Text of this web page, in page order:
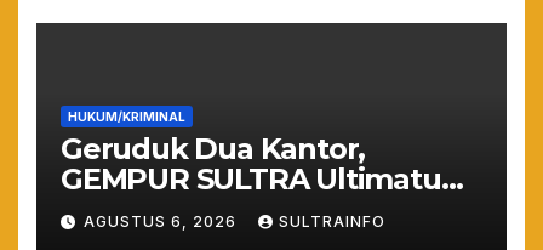
HUKUM/KRIMINAL
Geruduk Dua Kantor,
GEMPUR SULTRA Ultimatum
Keras: Lahan Puuwatu Siap
Diduduki Jika Tak Ada
AGUSTUS 6, 2026 SULTRAINFO